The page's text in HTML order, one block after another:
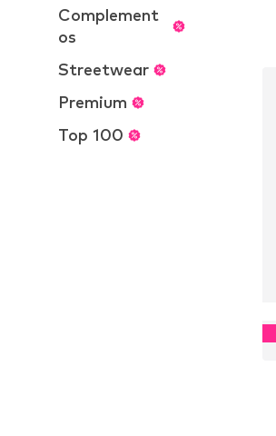
Complement
os
Streetwear
Premium
Top 100